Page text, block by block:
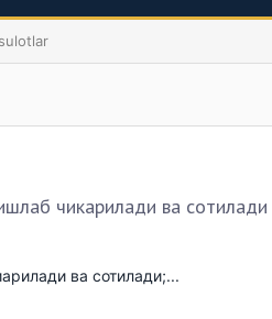
чикарилади ва сотилади
ва сотилади;...